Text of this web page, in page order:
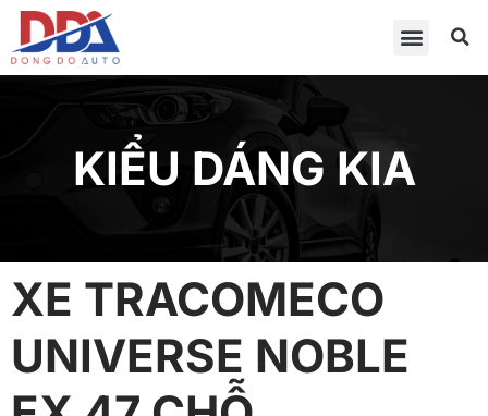
KIỂU DÁNG KIA
XE TRACOMECO
UNIVERSE NOBLE